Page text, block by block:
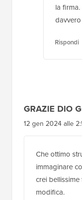
la
Rispondi
GRAZIE DIO
12 gen 2024 alle
Che ottimo
immaginare
crei
modifica.